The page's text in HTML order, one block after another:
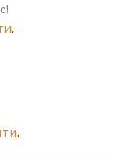
.
.